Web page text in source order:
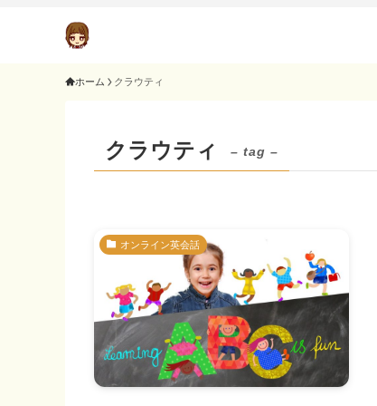
ホーム クラウティ
クラウティ – tag –
オンライン英会話